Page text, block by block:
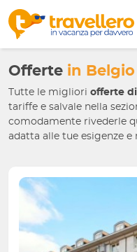
Offerte in Belgio
Tutte le migliori offerte
tariffe e salvale nella
comodamente rivederle
adatta alle tue esigenze